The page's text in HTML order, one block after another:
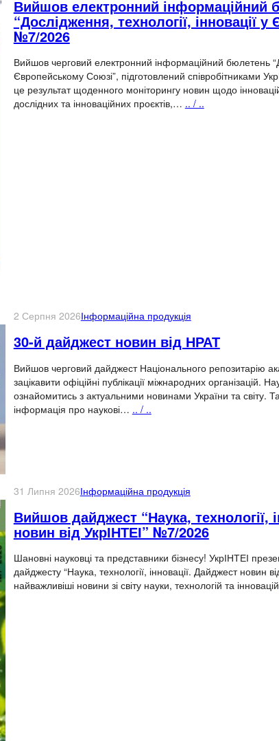
Вийшов електронний інформаційний
“Дослідження, технології, інновації
№7/2026
Вийшов черговий електронний інформаційний бюлетень
Європейському Союзі”, підготовлений співробітниками
це результат щоденного моніторингу новин щодо
дослідних та інноваційних проєктів,… .. / ..
2 Серпня 2026Інформаційна продукція
30-й дайджест новин від НРАТ
Вийшов черговий дайджест Національного репозитарію
зацікавити офіційні публікації міжнародних організацій.
ознайомитись з актуальними новинами України та світу.
інформація про наукові… .. / ..
31 Липня 2026Інформаційна продукція
Вийшов дайджест “Наука, технології,
новин від УкрІНТЕІ” №7/2026
Шановні науковці та представники бізнесу! УкрІНТЕІ
дайджесту “Наука, технології, інновації. Дайджест новин
найважливіші новини зі світу науки, технологій та